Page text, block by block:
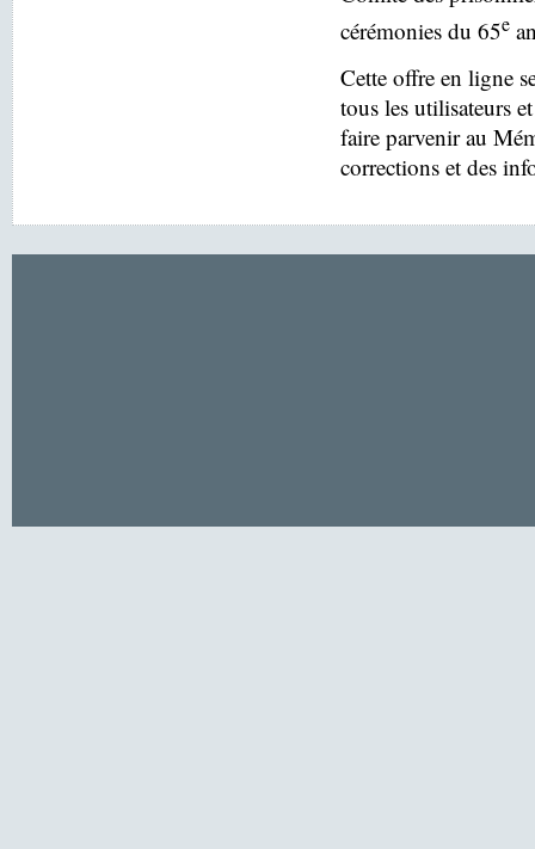
cérémonies du 65e
Cette offre en ligne
tous les utilisateurs
faire parvenir au
corrections et des